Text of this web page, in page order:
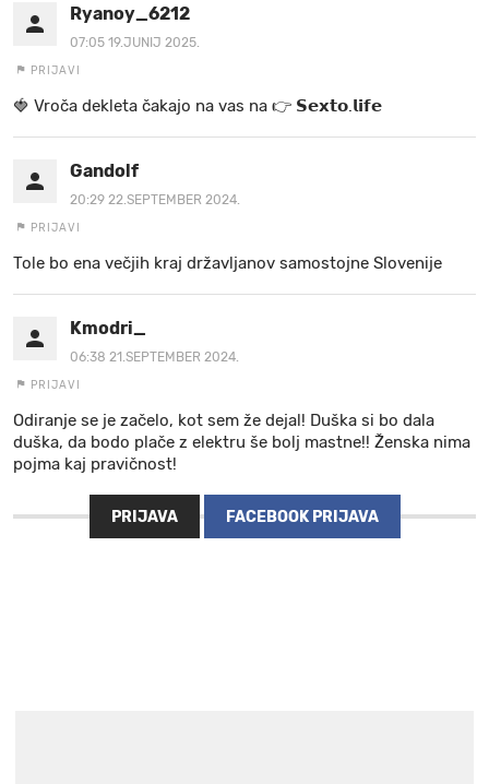
Ryanoy_6212
07:05 19.JUNIJ 2025.
PRIJAVI
🍓 V r o č a d e k l e t a ča k a jo na va s n a 👉 𝗦𝗲𝘅𝘁𝗼.𝗹𝗶𝗳𝗲
Gandolf
20:29 22.SEPTEMBER 2024.
PRIJAVI
Tole bo ena večjih kraj državljanov samostojne Slovenije
Kmodri_
06:38 21.SEPTEMBER 2024.
PRIJAVI
Odiranje se je začelo, kot sem že dejal! Duška si bo dala
duška, da bodo plače z elektru še bolj mastne!! Ženska nima
pojma kaj pravičnost!
PRIJAVA FACEBOOK PRIJAVA